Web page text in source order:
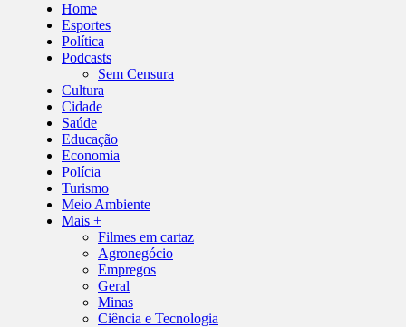
Home
Esportes
Política
Podcasts
Sem Censura
Cultura
Cidade
Saúde
Educação
Economia
Polícia
Turismo
Meio Ambiente
Mais +
Filmes em cartaz
Agronegócio
Empregos
Geral
Minas
Ciência e Tecnologia